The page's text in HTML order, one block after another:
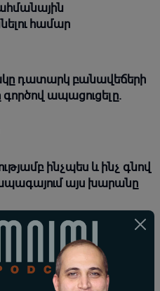
համար
դատարկ բանավեճերի
գործով ապացուցելը.
ինչպես և ինչ գնով
այս խարանը
բեմ․ Տեր Մուշե